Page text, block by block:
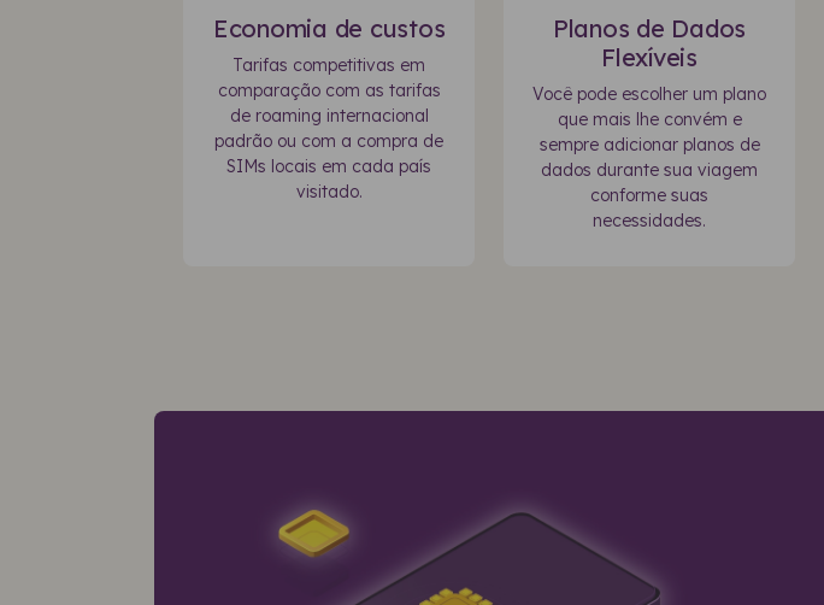
Economia de custos
Tarifas competitivas em
comparação com as tarifas
de roaming internacional
padrão ou com a compra de
SIMs locais em cada país
visitado.
Planos de Dados
Flexíveis
Você pode escolher um plano
que mais lhe convém e
sempre adicionar planos de
dados durante sua viagem
conforme suas
necessidades.